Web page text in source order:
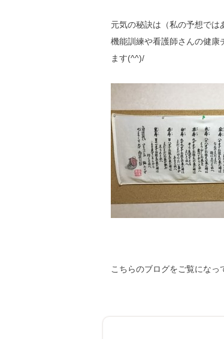
元気の秘訣は（私の予想で
機能訓練や看護師さんの健康
ます(^^)/
こちらのブログをご覧にな